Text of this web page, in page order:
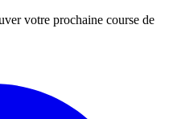
votre prochaine course de